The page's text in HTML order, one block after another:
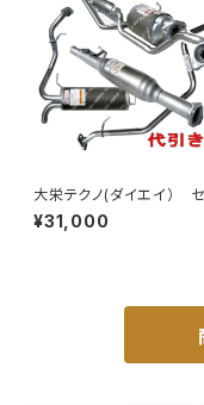
大栄テクノ(ダイエイ）
ーパイプ 'MMT-6497CP
クス H59A 個人宅NG
¥31,000